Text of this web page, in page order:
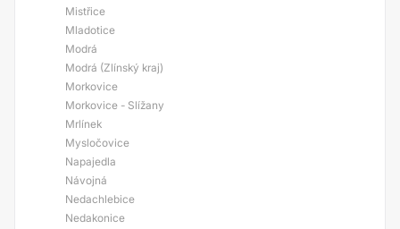
Mistřice
Mladotice
Modrá
Modrá (Zlínský kraj)
Morkovice
Morkovice - Slížany
Mrlínek
Mysločovice
Napajedla
Návojná
Nedachlebice
Nedakonice